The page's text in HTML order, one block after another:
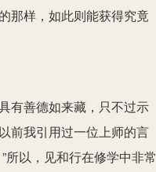
那样，如此则能获得究竟
有善德如来藏，只不过示
前我引用过一位上师的言
所以，见和行在修学中非常